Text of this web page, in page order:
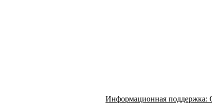
Информационная поддержка: